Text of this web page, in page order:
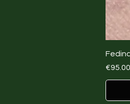
Price
€95.00